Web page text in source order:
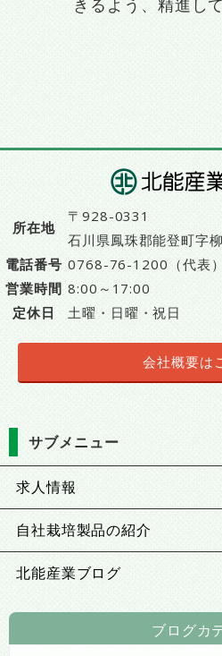
きるよう、精進し
所在地
〒928-0331
石川県鳳珠郡能登町字
電話番号 0768-76-1200（代表）
営業時間 8:00～17:00
定休日
土曜・日曜・祝日
会社概要は
サブメニュー
求人情報
自社栽培製品の紹介
北能産業ブログ
ブログカ